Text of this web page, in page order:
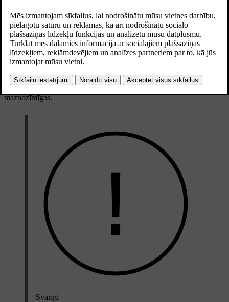
Atjaunināts 15.02.2025
Automašīnas statusa skatā tiek sniegts vizuāls pārskats par jūsu
automašīnu un uzskaitītas visas konstatētās problēmas. Problēmas ir
klasificētas atkarībā no to nopietnības. Nelielas problēmas varat
atrisināt patstāvīgi (piemēram, uzpildīt mazgāšanas šķidrumu).
autoservisu, pirms automašīna atkal būs droša satiksmei. Problēmas
ieteicams risināt, tiklīdz tās parādās, jo īpaši, ja tās nav
maznozīmīgas.
Svarīgi